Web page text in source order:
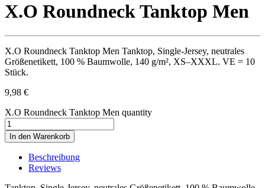
X.O Roundneck Tanktop Men
X.O Roundneck Tanktop Men Tanktop, Single-Jersey, neutrales
Größenetikett, 100 % Baumwolle, 140 g/m², XS–XXXL. VE = 10
Stück.
9,98 €
X.O Roundneck Tanktop Men quantity
In den Warenkorb
Beschreibung
Reviews